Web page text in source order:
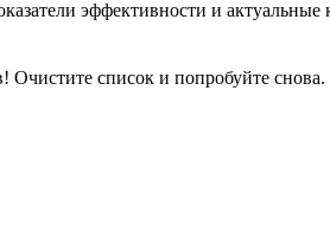
эффективности и
Очистите список и попробуйте снова.